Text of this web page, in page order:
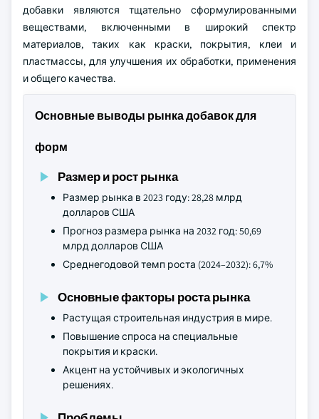
добавки являются тщательно сформулированными
веществами, включенными в широкий спектр
материалов, таких как краски, покрытия, клеи и
пластмассы, для улучшения их обработки, применения
и общего качества.
Основные выводы рынка добавок для
форм
Размер и рост рынка
Размер рынка в 2023 году: 28,28 млрд
долларов США
Прогноз размера рынка на 2032 год: 50,69
млрд долларов США
Среднегодовой темп роста (2024–2032): 6,7%
Основные факторы роста рынка
Растущая строительная индустрия в мире.
Повышение спроса на специальные
покрытия и краски.
Акцент на устойчивых и экологичных
решениях.